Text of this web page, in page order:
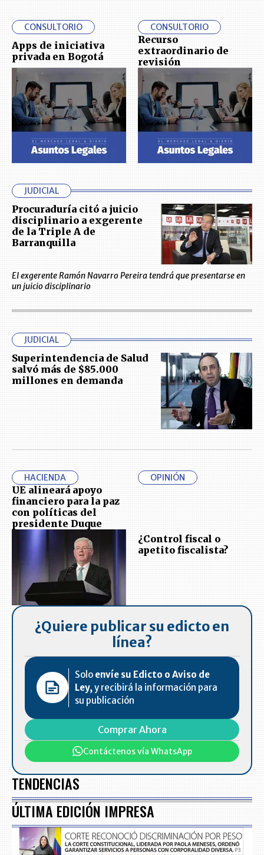
CONSULTORIO
Apps de iniciativa
privada en Bogotá
CONSULTORIO
Recurso
extraordinario de
revisión
JUDICIAL
Procuraduría citó a juicio
disciplinario a exgerente
de la Triple A de
Barranquilla
El exgerente Ramón Navarro Pereira tendrá que presentarse en
un juicio disciplinario
JUDICIAL
Superintendencia de Salud
salvó más de $85.000
millones en demanda
HACIENDA
UE alineará apoyo
financiero para la paz
con políticas del
presidente Duque
OPINIÓN
¿Control fiscal o
apetito fiscalista?
¿Quiere publicar su edicto en
línea?
Solo envíe su Edicto o Aviso de
Ley, y recibirá la información para
su publicación
Comprar Ahora
Contáctenos vía WhatsApp
TENDENCIAS
ÚLTIMA EDICIÓN IMPRESA